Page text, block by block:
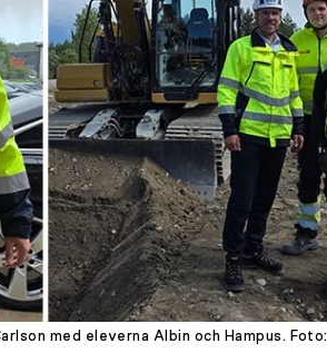
med eleverna Albin och Hampus.